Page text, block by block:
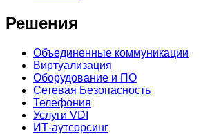
Решения
Объединенные коммуникации
Виртуализация
Оборудование и ПО
Сетевая Безопасность
Телефония
Услуги VDI
ИТ-аутсорсинг